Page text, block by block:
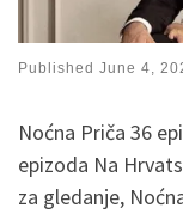
Published June 4,
Noćna Priča 36
epizoda Na
za gledanje,